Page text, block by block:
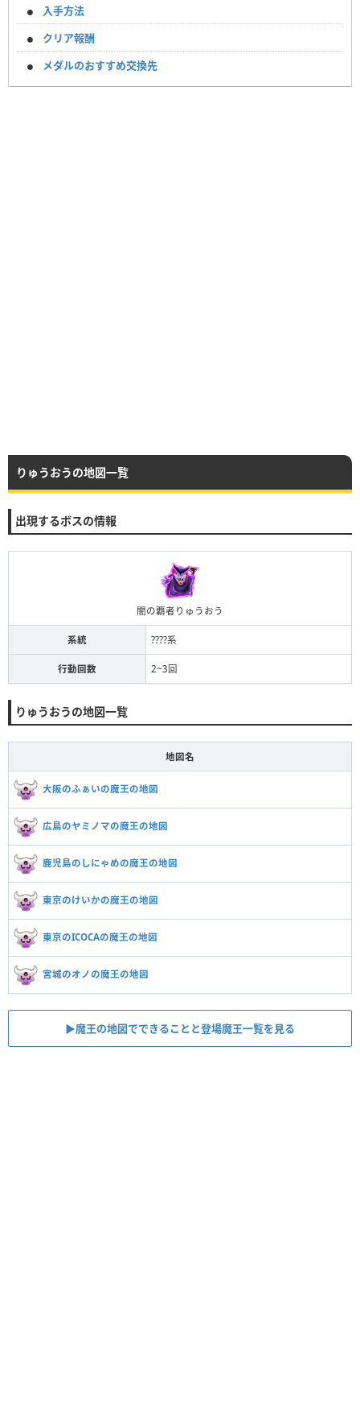
入手方法
クリア報酬
メダルのおすすめ交換先
りゅうおうの地図一覧
出現するボスの情報
闇の覇者りゅうおう
系統 ????系
行動回数 2~3回
りゅうおうの地図一覧
地図名
大阪のふぁいの魔王の地図
広島のヤミノマの魔王の地図
鹿児島のしにゃめの魔王の地図
東京のけいかの魔王の地図
東京のICOCAの魔王の地図
宮城のオノの魔王の地図
▶︎魔王の地図でできることと登場魔王一覧を見る